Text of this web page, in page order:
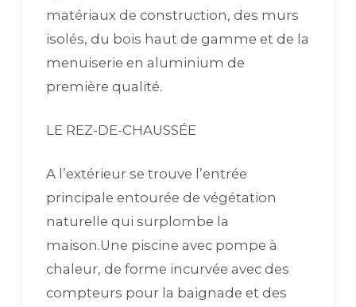
matériaux de construction, des murs
isolés, du bois haut de gamme et de la
menuiserie en aluminium de
première qualité.
LE REZ-DE-CHAUSSÉE
A l’extérieur se trouve l’entrée
principale entourée de végétation
naturelle qui surplombe la
maison.Une piscine avec pompe à
chaleur, de forme incurvée avec des
compteurs pour la baignade et des